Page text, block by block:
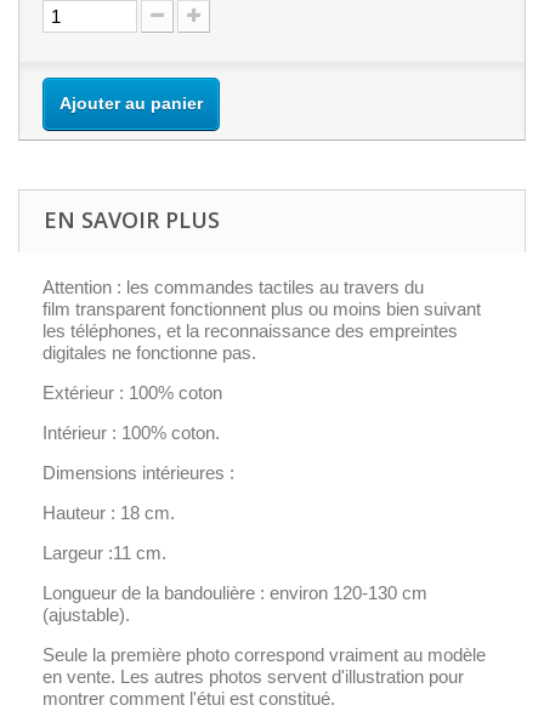
Ajouter au panier
EN SAVOIR PLUS
Attention : les commandes tactiles au travers du
film transparent fonctionnent plus ou moins bien suivant
les téléphones, et la reconnaissance des empreintes
digitales ne fonctionne pas.
Extérieur : 100% coton
Intérieur : 100% coton.
Dimensions intérieures :
Hauteur : 18 cm.
Largeur :11 cm.
Longueur de la bandoulière : environ 120-130 cm
(ajustable).
Seule la première photo correspond vraiment au modèle
en vente. Les autres photos servent d'illustration pour
montrer comment l'étui est constitué.